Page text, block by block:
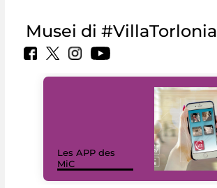
Musei di #VillaTorlonia
Les APP des
MiC